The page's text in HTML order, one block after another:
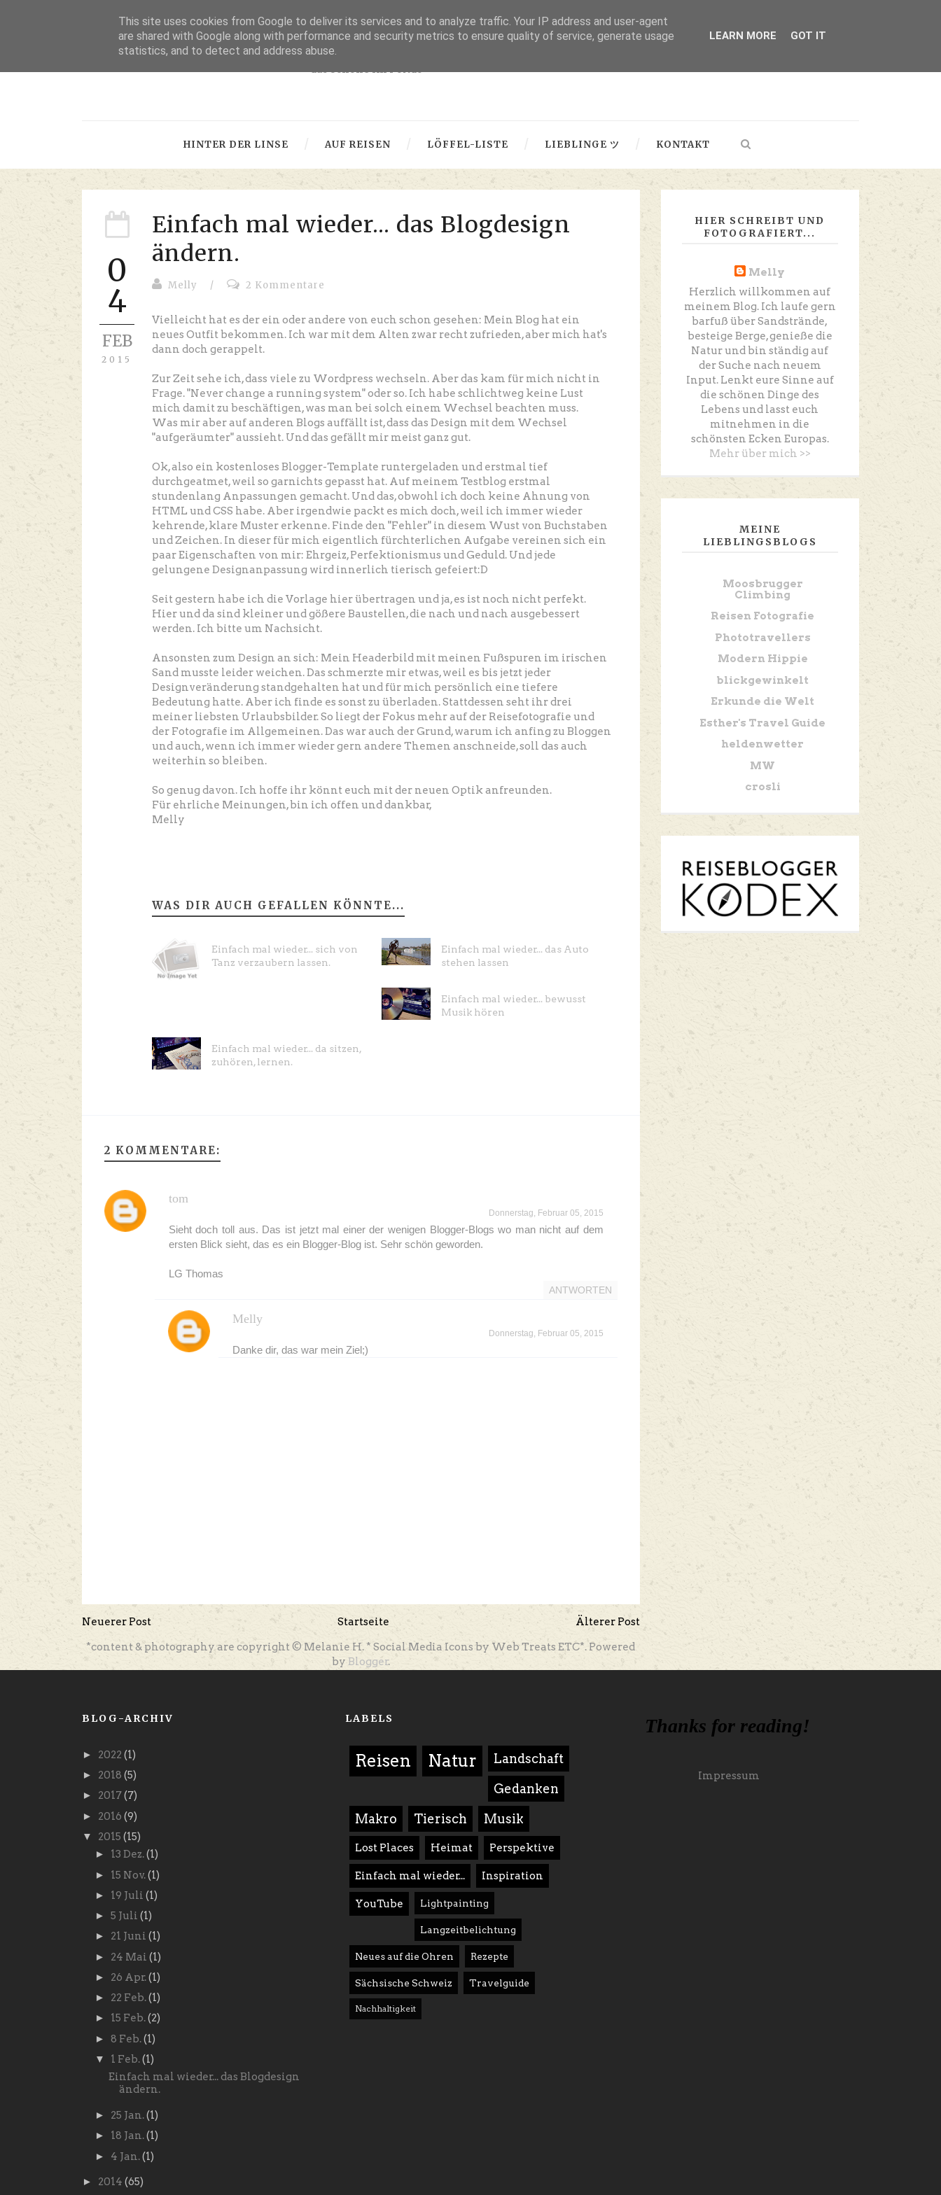
thru lensed eyes
HINTER DER LINSE AUF REISEN LÖFFEL-LISTE LIEBLINGE ツ KONTAKT
0
4
FEB
2015
Einfach mal wieder... das Blogdesign
ändern.
Melly / 2 Kommentare
Vielleicht hat es der ein oder andere von euch schon gesehen: Mein Blog hat ein
neues Outfit bekommen. Ich war mit dem Alten zwar recht zufrieden, aber mich hat's
dann doch gerappelt.
Zur Zeit sehe ich, dass viele zu Wordpress wechseln. Aber das kam für mich nicht in
Frage. "Never change a running system" oder so. Ich habe schlichtweg keine Lust
mich damit zu beschäftigen, was man bei solch einem Wechsel beachten muss.
Was mir aber auf anderen Blogs auffällt ist, dass das Design mit dem Wechsel
"aufgeräumter" aussieht. Und das gefällt mir meist ganz gut.
Ok, also ein kostenloses Blogger-Template runtergeladen und erstmal tief
durchgeatmet, weil so garnichts gepasst hat. Auf meinem Testblog erstmal
stundenlang Anpassungen gemacht. Und das, obwohl ich doch keine Ahnung von
HTML und CSS habe. Aber irgendwie packt es mich doch, weil ich immer wieder
kehrende, klare Muster erkenne. Finde den "Fehler" in diesem Wust von Buchstaben
und Zeichen. In dieser für mich eigentlich fürchterlichen Aufgabe vereinen sich ein
paar Eigenschaften von mir: Ehrgeiz, Perfektionismus und Geduld. Und jede
gelungene Designanpassung wird innerlich tierisch gefeiert:D
Seit gestern habe ich die Vorlage hier übertragen und ja, es ist noch nicht perfekt.
Hier und da sind kleiner und gößere Baustellen, die nach und nach ausgebessert
werden. Ich bitte um Nachsicht.
Ansonsten zum Design an sich: Mein Headerbild mit meinen Fußspuren im irischen
Sand musste leider weichen. Das schmerzte mir etwas, weil es bis jetzt jeder
Designveränderung standgehalten hat und für mich persönlich eine tiefere
Bedeutung hatte. Aber ich finde es sonst zu überladen. Stattdessen seht ihr drei
meiner liebsten Urlaubsbilder. So liegt der Fokus mehr auf der Reisefotografie und
der Fotografie im Allgemeinen. Das war auch der Grund, warum ich anfing zu Bloggen
und auch, wenn ich immer wieder gern andere Themen anschneide, soll das auch
weiterhin so bleiben.
So genug davon. Ich hoffe ihr könnt euch mit der neuen Optik anfreunden.
Für ehrliche Meinungen, bin ich offen und dankbar,
Melly
WAS DIR AUCH GEFALLEN KÖNNTE...
Einfach mal wieder... sich von
Tanz verzaubern lassen.
Einfach mal wieder... das Auto
stehen lassen
Einfach mal wieder... bewusst
Musik hören
Einfach mal wieder... da sitzen,
zuhören, lernen.
2 KOMMENTARE:
tom
Donnerstag, Februar 05, 2015
Sieht doch toll aus. Das ist jetzt mal einer der wenigen Blogger-Blogs wo man nicht auf dem
ersten Blick sieht, das es ein Blogger-Blog ist. Sehr schön geworden.
LG Thomas
ANTWORTEN
Melly
Donnerstag, Februar 05, 2015
Danke dir, das war mein Ziel;)
Neuerer Post Älterer Post
Startseite
*content & photography are copyright © Melanie H. * Social Media Icons by Web Treats ETC*. Powered
by Blogger.
HIER SCHREIBT UND
FOTOGRAFIERT...
Melly
Herzlich willkommen auf
meinem Blog. Ich laufe gern
barfuß über Sandstrände,
besteige Berge, genieße die
Natur und bin ständig auf
der Suche nach neuem
Input. Lenkt eure Sinne auf
die schönen Dinge des
Lebens und lasst euch
mitnehmen in die
schönsten Ecken Europas.
Mehr über mich >>
MEINE
LIEBLINGSBLOGS
Moosbrugger
Climbing
Reisen Fotografie
Phototravellers
Modern Hippie
blickgewinkelt
Erkunde die Welt
Esther's Travel Guide
heldenwetter
MW
crosli
BLOG-ARCHIV
► 2022 (1)
► 2018 (5)
► 2017(7)
► 2016 (9)
▼ 2015 (15)
► 13 Dez.(1)
► 15 Nov.(1)
► 19 Juli (1)
► 5 Juli (1)
► 21 Juni (1)
► 24 Mai (1)
► 26 Apr.(1)
► 22 Feb.(1)
► 15 Feb.(2)
► 8 Feb.(1)
▼ 1 Feb.(1)
Einfach mal wieder... das Blogdesign
ändern.
► 25 Jan.(1)
► 18 Jan.(1)
► 4 Jan.(1)
► 2014 (65)
LABELS
Reisen Natur Landschaft
Gedanken
Makro Tierisch Musik
Lost Places Heimat Perspektive
Einfach mal wieder... Inspiration
YouTube Lightpainting
Langzeitbelichtung
Neues auf die Ohren Rezepte
Sächsische Schweiz Travelguide
Nachhaltigkeit
Thanks for reading!
Impressum
This site uses cookies from Google to deliver its services and to analyze traffic. Your IP address and user-agent
are shared with Google along with performance and security metrics to ensure quality of service, generate usage
statistics, and to detect and address abuse.
LEARN MORE GOT IT